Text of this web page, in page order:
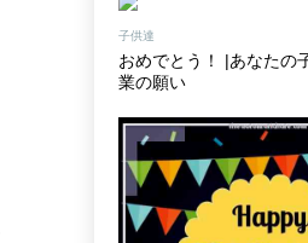
子供達
おめでとう！ |あなたの
業の願い